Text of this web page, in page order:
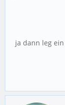
ja dann leg